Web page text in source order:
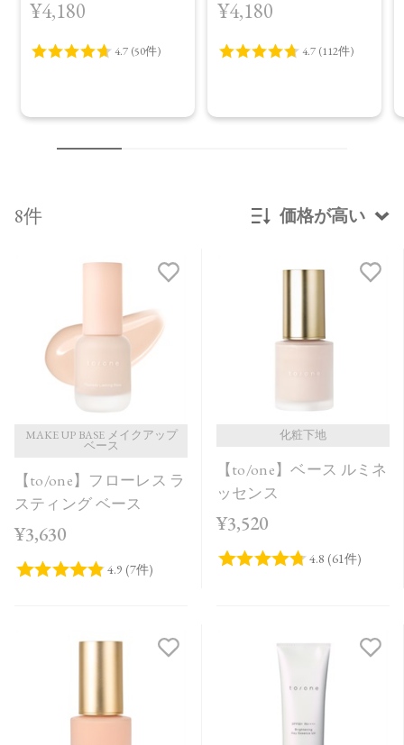
¥4,180
ジ
¥4,180
8件 価格が高い
レビューが多い順
レビュー評価が高い順
人気順
MAKE UP BASE メイクアップ
ベース
【to/one】フローレス ラ
スティング ベース
¥3,630
化粧下地
【to/one】ベース ルミネ
ッセンス
¥3,520